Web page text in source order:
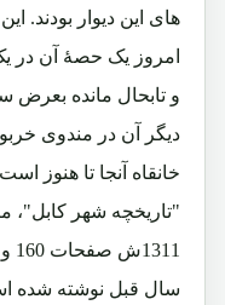
های این دیوار بودند.
امروز یک حصۀ آن در
و تابحال مانده بعرض
دیگر آن در مندوی
خانقاه آنجا تا هنوز
"تاریخچه شهر کابل"،
سال قبل نوشته شده